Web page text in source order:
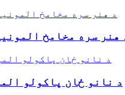
هنر سره مخامخ
د نانو ځان پاکولو